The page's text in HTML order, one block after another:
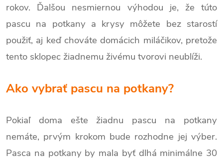
rokov. Ďalšou nesmiernou výhodou je, že túto
pascu na potkany a krysy môžete bez starostí
použiť, aj keď chováte domácich miláčikov, pretože
tento sklopec žiadnemu živému tvorovi neublíži.
Ako vybrať pascu na potkany?
Pokiaľ doma ešte žiadnu pascu na potkany
nemáte, prvým krokom bude rozhodne jej výber.
Pasca na potkany by mala byť dlhá minimálne 30